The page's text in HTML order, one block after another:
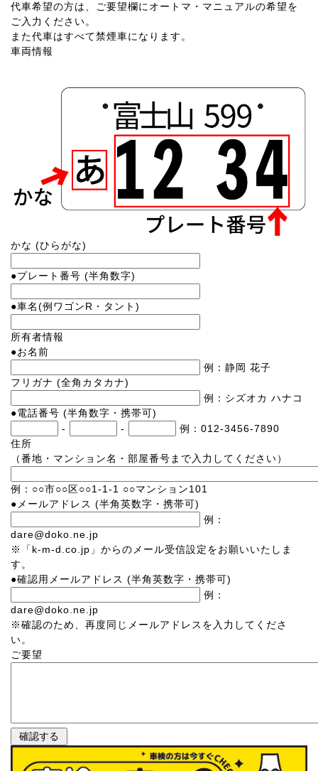
代車希望の方は、ご要望欄にオートマ・マニュアルの希望を
ご入力ください。
また代車はすべて禁煙車になります。
車両情報
かな (ひらがな)
●プレート番号 (半角数字)
●車名(例ワゴンR・タント)
所有者情報
●お名前
例：静岡 花子
フリガナ (全角カタカナ)
例：シズオカ ハナコ
●電話番号 (半角数字・携帯可)
-
-
例：012-3456-7890
住所
（番地・マンション名・部屋番号まで入力してください）
例：○○市○○区○○1-1-1 ○○マンション101
● メールアドレス (半角英数字・携帯可)
例：
dare@doko.ne.jp
※「k-m-d.co.jp」からのメール受信設定をお願いいたしま
す。
●確認用メールアドレス (半角英数字・携帯可)
例：
dare@doko.ne.jp
※確認のため、再度同じメールアドレスを入力してくださ
い。
ご要望